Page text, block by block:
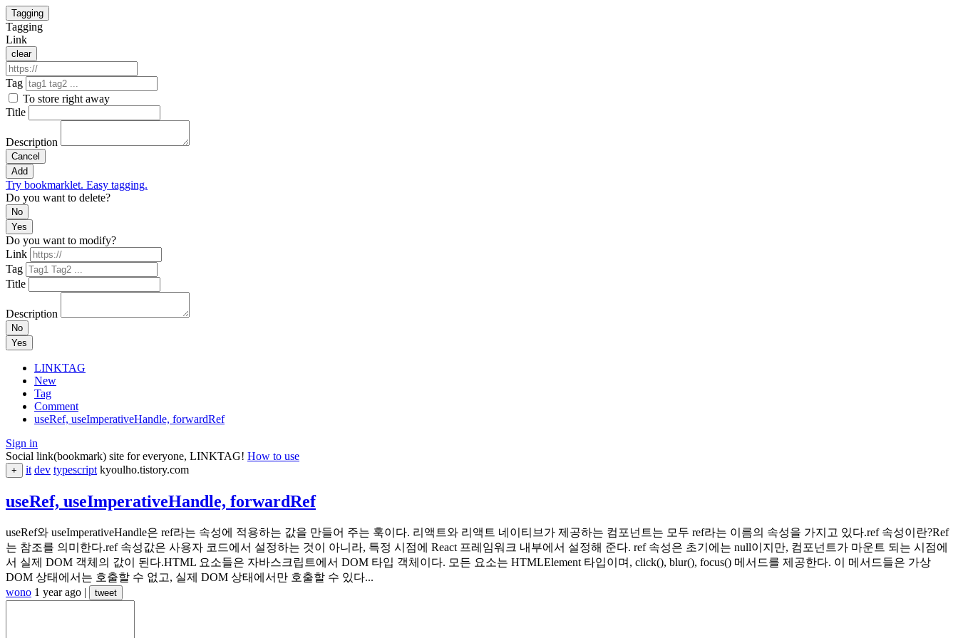
Tagging
Tagging
Link
clear
Tag
To store right away
Title
Description
Cancel
Add
Try bookmarklet. Easy tagging.
Do you want to delete?
No
Yes
Do you want to modify?
Link
Tag
Title
Description
No
Yes
LINKTAG
New
Tag
Comment
useRef, useImperativeHandle, forwardRef
Sign in
Social link(bookmark) site for everyone, LINKTAG! How to use
+ it dev typescript kyoulho.tistory.com
useRef, useImperativeHandle, forwardRef
useRef와 useImperativeHandle은 ref라는 속성에 적용하는 값을 만들어 주는 훅이다. 리액트와 리액트 네이티브가 제공하는 컴포넌트는 모두 ref라는 이름의 속성을 가지고 있다.ref 속성이란?Ref
는 참조를 의미한다.ref 속성값은 사용자 코드에서 설정하는 것이 아니라, 특정 시점에 React 프레임워크 내부에서 설정해 준다. ref 속성은 초기에는 null이지만, 컴포넌트가 마운트 되는 시점에
서 실제 DOM 객체의 값이 된다.HTML 요소들은 자바스크립트에서 DOM 타입 객체이다. 모든 요소는 HTMLElement 타입이며, click(), blur(), focus() 메서드를 제공한다. 이 메서드들은 가상
DOM 상태에서는 호출할 수 없고, 실제 DOM 상태에서만 호출할 수 있다...
wono 1 year ago | tweet